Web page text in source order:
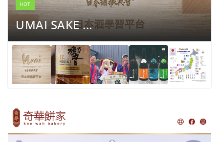
HOT
UMAI SAKE ...